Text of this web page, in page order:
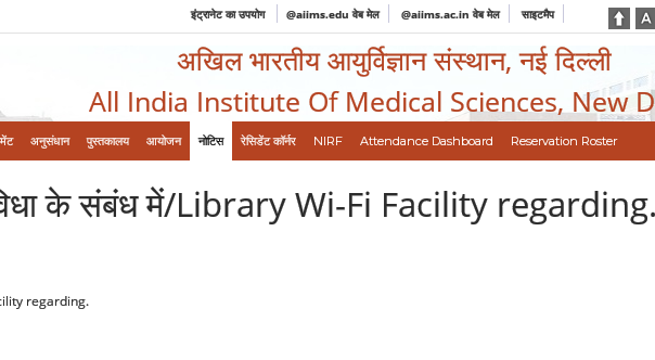
इंट्रानेट का उपयोग @aiims.edu वेब मेल @aiims.ac.in वेब मेल साइटमैप
अखिल भारतीय आयुर्विज्ञान संस्थान, नई दिल्ली
All India Institute Of Medical Sciences, New
अनुसंधान पुस्तकालय आयोजन नोटिस रेसिडेंट कॉर्नर NIRF Attendance Dashboard Reservation Roster
के संबंध में/Library Wi-Fi Facility regarding.
regarding.